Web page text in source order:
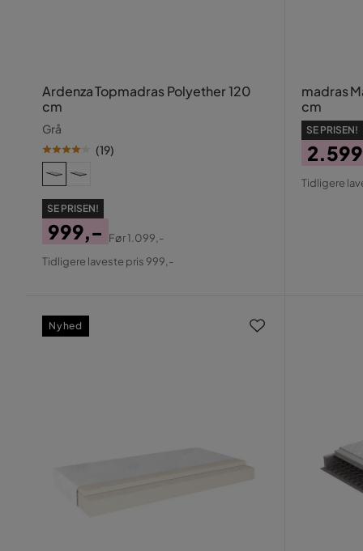
Ardenza Topmadras Polyether 120
cm
Grå
(19)
SE PRISEN!
Pris
999,-
Original
Før1.099,-
Tidligere laveste pris 999,-
madras
cm
SE PRISEN!
Pris
Tidligere
Nyhed